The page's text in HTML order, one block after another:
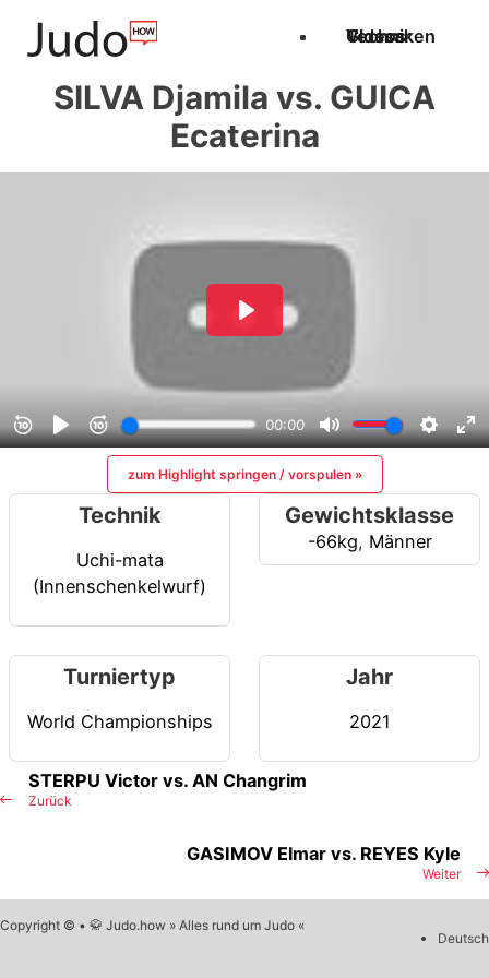
Techniken
Videos
Glossar
SILVA Djamila vs. GUICA
Ecaterina
zum Highlight springen / vorspulen »
Technik
Uchi-mata
(Innenschenkelwurf)
Gewichtsklasse
-66kg, Männer
Turniertyp
World Championships
Jahr
2021
Zurück
STERPU Victor vs. AN Changrim
Weiter
GASIMOV Elmar vs. REYES Kyle
Copyright © • 🥋 Judo.how » Alles rund um Judo «
Deutsch